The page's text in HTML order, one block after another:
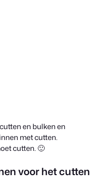
en bulken en
met cutten.
cutten. 🙂
voor het cutten